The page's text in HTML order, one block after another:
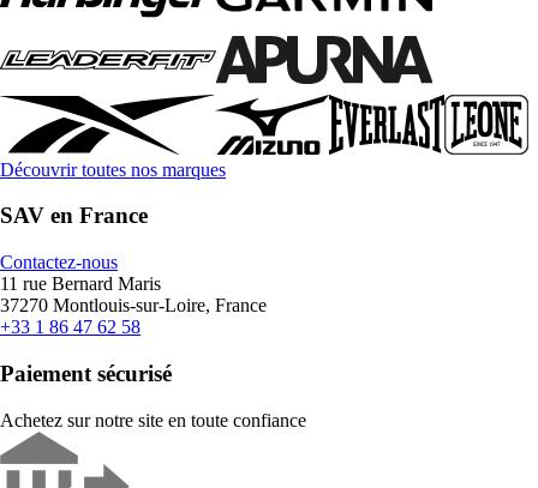
Découvrir toutes nos marques
SAV en France
Contactez-nous
11 rue Bernard Maris
37270 Montlouis-sur-Loire, France
+33 1 86 47 62 58
Paiement sécurisé
Achetez sur notre site en toute confiance